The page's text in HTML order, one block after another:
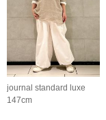
journal standard luxe
147cm